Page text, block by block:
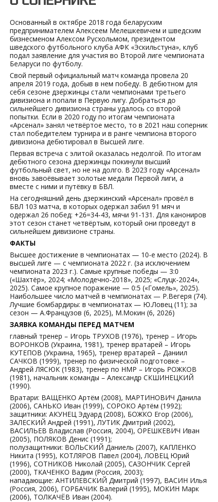
Основанный в октябре 2018 года беларуским
предпринимателем Алексеем Мелешкевичем и шведским
бизнесменом Алексом Русхольмом, президентом
шведского футбольного клуба АФК «Эскильстуна», клуб
подал заявление для участия во Второй лиге чемпионата
Беларуси по футболу.
Свой первый официальный матч команда провела 20
апреля 2019 года, добыв в нем победу. В дебютном для
себя сезоне дзержинцы стали чемпионами третьего
дивизиона и попали в Первую лигу. Добраться до
сильнейшего дивизиона страны удалось со второй
попытки. Если в 2020 году по итогам чемпионата
«Арсенал» занял четвёртое место, то в 2021 наш соперник
стал победителем турнира и в ранге чемпиона второго
дивизиона дебютировал в Высшей лиге.
Первая встреча с элитой оказалась недолгой. По итогам
дебютного сезона дзержинцы покинули высший
футбольный свет, но не на долго. В 2023 году «Арсенал»
вновь завоёвывает золотые медали Первой лиги, а
вместе с ними и путёвку в БВЛ.
На сегодняшний день дзержинский «Арсенал» провёл в
БВЛ 103 матча, в которых одержал забил 91 мяч и
одержал 26 побед: +26=34-43, мячи 91-131. Для канониров
этот сезон станет четвёртым, который они проведут в
сильнейшем дивизионе страны.
ФАКТЫ
Высшее достижение в чемпионатах — 10-е место (2024). В
высшей лиге — с чемпионата 2022 г. (за исключением
чемпионата 2023 г.). Самые крупные победы — 3:0
(«Шахтёр», 2024; «Молодечно-2018», 2025; «Слуцк-2024»,
2025). Самое крупное поражение — 0:5 («Гомель», 2025).
Наибольшее число матчей в чемпионатах — Р.Вегеря (74).
Лучшие бомбардиры: в чемпионатах — Ю.Ловец (11); за
сезон — А.Французов (6, 2025), М.Мокин (6, 2026)
ЗАЯВКА КОМАНДЫ ПЕРЕД МАТЧЕМ
главный тренер – Игорь ТРУХОВ (1976), тренер – Игорь
ВОРОНКОВ (Украина, 1981), тренер вратарей – Игорь
КУТЕПОВ (Украина, 1965), тренер вратарей – Даниил
САЧКОВ (1999), тренер по физической подготовке –
Андрей ЛЯСЮК (1983), тренер по НМР – Игорь РОЖКОВ
(1981), начальник команды – Александр СКШИНЕЦКИЙ
(1990).
Вратари: ВАЩЕНКО Артём (2008), МАРТИНОВИЧ Данила
(2006), САНЬКО Иван (1999), СОРОКО Артём (1992);
защитники: АКУНЕЦ Эдуард (2008), БОЖКО Егор (2006),
ЗАЛЕСКИЙ Андрей (1991), ЛУТИК Дмитрий (2002),
ВАСИЛЬЕВ Владислав (Россия, 2004), ОРЕШКЕВИЧ Иван
(2005), ПОЛЯКОВ Денис (1991);
полузащитники: ВОЛЬСКИЙ Даниель (2007), КАПЛЕНКО
Никита (1995), КОТЛЯРОВ Павел (2004), ЛОВЕЦ Юрий
(1996), СОТНИКОВ Николай (2005), САЗОНЧИК Сергей
(2000), ТКАЧЕНКО Вадим (Россия, 2003);
нападающие: АНТИЛЕВСКИЙ Дмитрий (1997), ВАСИН Илья
(Россия, 2006), ГОРБАЧИК Валерий (1995), МОКИН Марк
(2006), ТОЛКАЧЁВ Иван (2004).